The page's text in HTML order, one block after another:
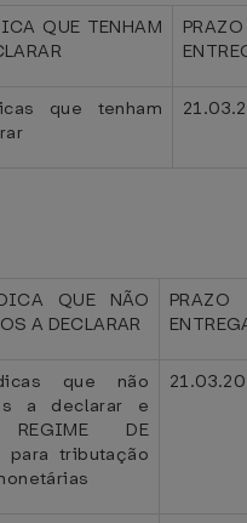
QUE TENHAM
que tenham
QUE NÃO
A DECLARAR
que não
a declarar e
DE
para tributação